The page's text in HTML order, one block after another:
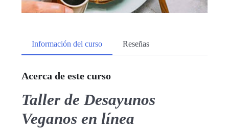
Información del curso Reseñas
Acerca de este curso
Taller de Desayunos
Veganos en línea